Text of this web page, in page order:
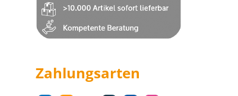
Zahlungsarten